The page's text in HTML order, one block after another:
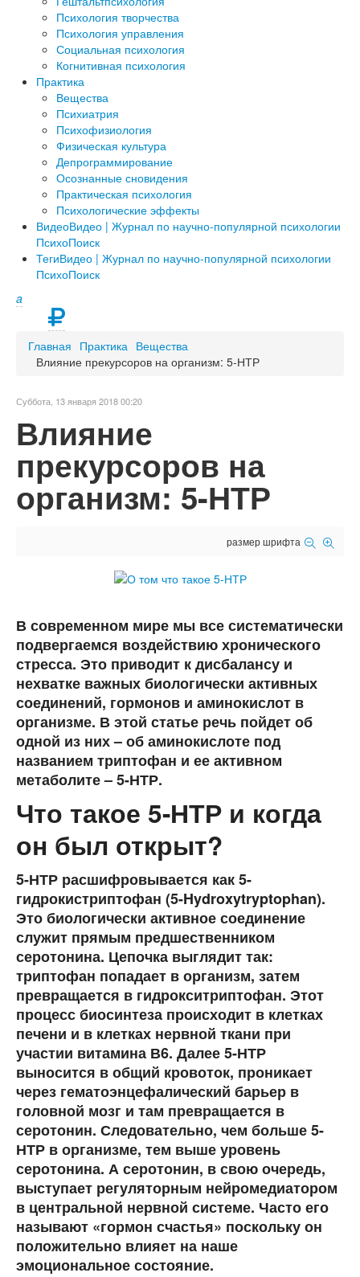
Психология творчества
Психология управления
Социальная психология
Когнитивная психология
Практика
Вещества
Психиатрия
Психофизиология
Физическая культура
Депрограммирование
Осознанные сновидения
Практическая психология
Психологические эффекты
ВидеоВидео | Журнал по научно-популярной психологии
ПсихоПоиск
ТегиВидео | Журнал по научно-популярной психологии
ПсихоПоиск
a
Главная Практика Вещества
Влияние прекурсоров на организм: 5-НТР
Суббота, 13 января 2018 00:20
Влияние
прекурсоров на
организм: 5-НТР
размер шрифта
В современном мире мы все систематически
подвергаемся воздействию хронического
стресса. Это приводит к дисбалансу и
нехватке важных биологически активных
соединений, гормонов и аминокислот в
организме. В этой статье речь пойдет об
одной из них – об аминокислоте под
названием триптофан и ее активном
метаболите – 5-НТР.
Что такое 5-НТР и когда
он был открыт?
5-НТР расшифровывается как 5-
гидрокистриптофан (5-Hydroxytryptophan).
Это биологически активное соединение
служит прямым предшественником
серотонина. Цепочка выглядит так:
триптофан попадает в организм, затем
превращается в гидрокситриптофан. Этот
процесс биосинтеза происходит в клетках
печени и в клетках нервной ткани при
участии витамина В6. Далее 5-НТР
выносится в общий кровоток, проникает
через гематоэнцефалический барьер в
головной мозг и там превращается в
серотонин. Следовательно, чем больше 5-
НТР в организме, тем выше уровень
серотонина. А серотонин, в свою очередь,
выступает регуляторным нейромедиатором
в центральной нервной системе. Часто его
называют «гормон счастья» поскольку он
положительно влияет на наше
эмоциональное состояние.